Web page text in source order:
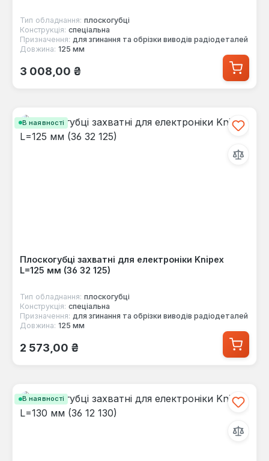
Тип обладнання: плоскогубці
Конструкція: спеціальна
Призначення: для згинання та обрізки виводів радіодеталей
Довжина: 125 мм
Звичайна ціна:
3 008,00 ₴
В наявності
Плоскогубці захватні для електроніки Knipex
L=125 мм (36 32 125)
Тип обладнання: плоскогубці
Конструкція: спеціальна
Призначення: для згинання та обрізки виводів радіодеталей
Довжина: 125 мм
Звичайна ціна:
2 573,00 ₴
В наявності